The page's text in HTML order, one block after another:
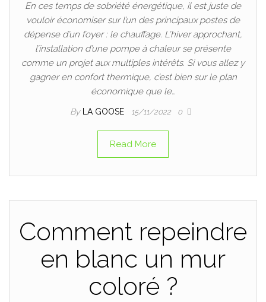
En ces temps de sobriété énergétique, il est juste de
vouloir économiser sur l’un des principaux postes de
dépense d’un foyer : le chauffage. L’hiver approchant,
l’installation d’une pompe à chaleur se présente
comme un projet aux multiples intérêts. Si vous allez y
gagner en confort thermique, c’est bien sur le plan
économique que le…
By LA GOOSE 15/11/2022 0
Read More
Comment repeindre
en blanc un mur
coloré ?